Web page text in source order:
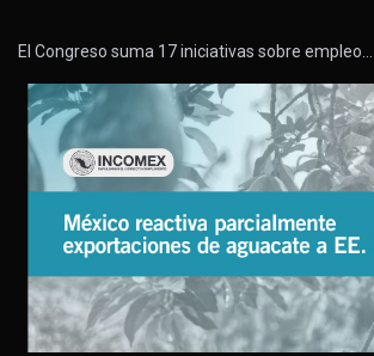
El Congreso suma 17 iniciativas sobre empleo…